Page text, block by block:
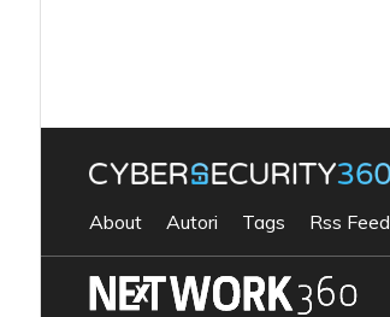
About Autori Tags Rss Feed